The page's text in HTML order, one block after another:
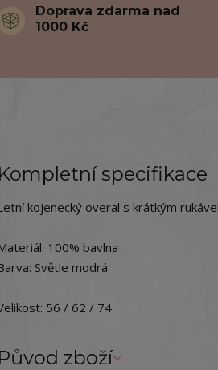
Doprava zdarma nad
1000 Kč
Kompletní specifikace
kojenecký overal s krátkým
100% bavlna
Světle modrá
56 / 62 / 74
Původ zboží